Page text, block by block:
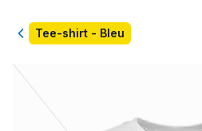
RetourTee-shirt - Bleu